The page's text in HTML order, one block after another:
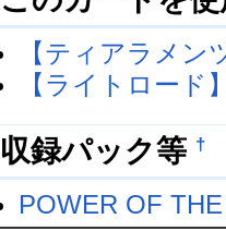
【ティアラメン
【ライトロード
収録パック等 †
POWER OF